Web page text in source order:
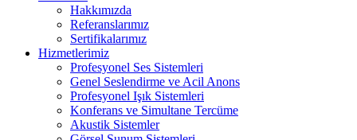
Hakkımızda
Referanslarımız
Sertifikalarımız
Hizmetlerimiz
Profesyonel Ses Sistemleri
Genel Seslendirme ve Acil Anons
Profesyonel Işık Sistemleri
Konferans ve Simultane Tercüme
Akustik Sistemler